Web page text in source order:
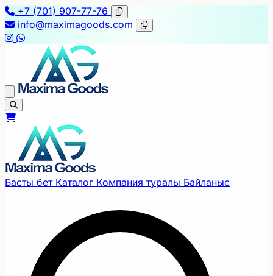
+7 (701) 907-77-76
info@maximagoods.com
Басты бет Каталог Компания туралы Байланыс